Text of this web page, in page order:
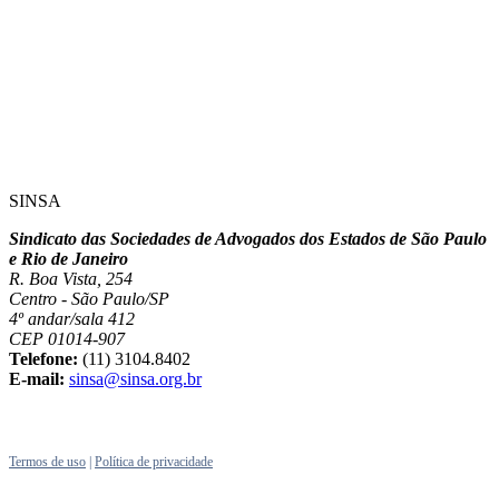
SINSA
Sindicato das Sociedades de Advogados dos Estados de São Paulo
e Rio de Janeiro
R. Boa Vista, 254
Centro - São Paulo/SP
4º andar/sala 412
CEP 01014-907
Telefone: (11) 3104.8402
E-mail: sinsa@sinsa.org.br
Termos de uso Política de privacidade